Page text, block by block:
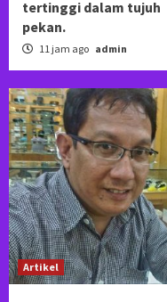
tertinggi dalam tujuh
pekan.
11 jam ago admin
Artikel